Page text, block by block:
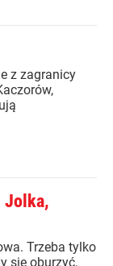
z zagranicy
Jolka,
Trzeba tylko
się oburzyć,